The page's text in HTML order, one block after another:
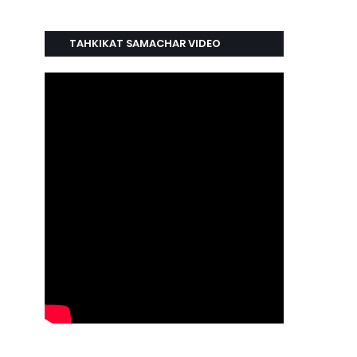
TAHKIKAT SAMACHAR VIDEO